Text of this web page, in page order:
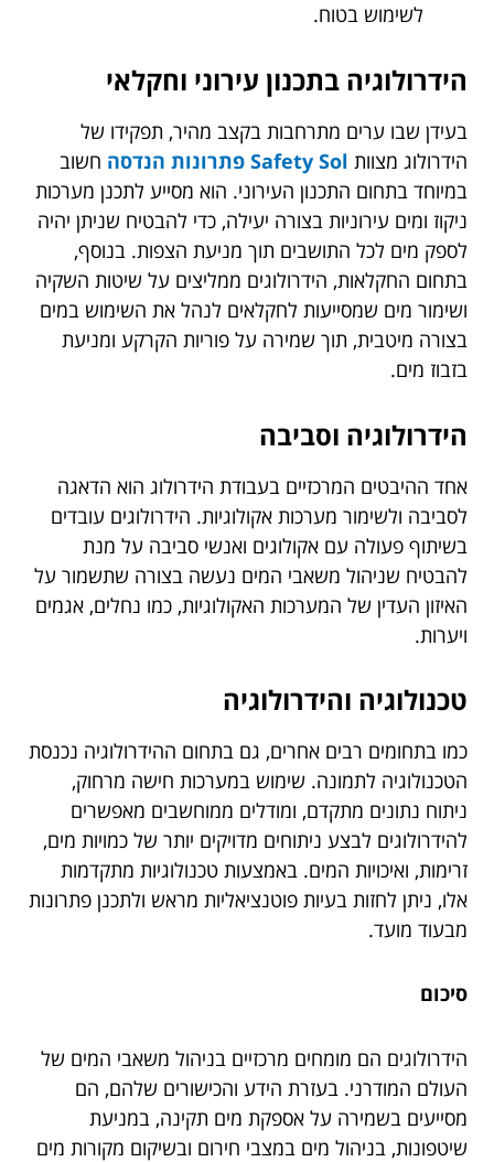
לשימוש בטוח.
הידרולוגיה בתכנון עירוני וחקלאי
בעידן שבו ערים מתרחבות בקצב מהיר, תפקידו של
הידרולוג מצוות Safety Sol פתרונות הנדסה
חשוב
במיוחד בתחום התכנון העירוני. הוא מסייע לתכנן מערכות
ניקוז ומים עירוניות בצורה יעילה, כדי להבטיח שניתן יהיה
לספק מים לכל התושבים תוך מניעת הצפות. בנוסף,
בתחום החקלאות, הידרולוגים ממליצים על שיטות השקיה
ושימור מים שמסייעות לחקלאים לנהל את השימוש במים
בצורה מיטבית, תוך שמירה על פוריות הקרקע ומניעת
בזבוז מים.
הידרולוגיה וסביבה
אחד ההיבטים המרכזיים בעבודת הידרולוג הוא הדאגה
לסביבה ולשימור מערכות אקולוגיות. הידרולוגים עובדים
בשיתוף פעולה עם אקולוגים ואנשי סביבה על מנת
להבטיח שניהול משאבי המים נעשה בצורה שתשמור על
האיזון העדין של המערכות האקולוגיות, כמו נחלים, אגמים
ויערות.
טכנולוגיה והידרולוגיה
כמו בתחומים רבים אחרים, גם בתחום ההידרולוגיה נכנסת
הטכנולוגיה לתמונה. שימוש במערכות חישה מרחוק,
ניתוח נתונים מתקדם, ומודלים ממוחשבים מאפשרים
להידרולוגים לבצע ניתוחים מדויקים יותר של כמויות מים,
זרימות, ואיכויות המים. באמצעות טכנולוגיות מתקדמות
אלו, ניתן לחזות בעיות פוטנציאליות מראש ולתכנן פתרונות
מבעוד מועד.
סיכום
הידרולוגים הם מומחים מרכזיים בניהול משאבי המים של
העולם המודרני. בעזרת הידע והכישורים שלהם, הם
מסייעים בשמירה על אספקת מים תקינה, במניעת
שיטפונות, בניהול מים במצבי חירום ובשיקום מקורות מים